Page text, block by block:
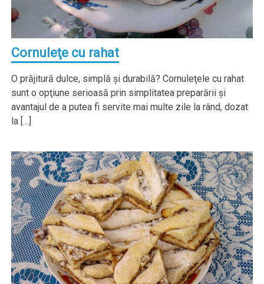
Cornuleţe cu rahat
O prăjitură dulce, simplă şi durabilă? Cornuleţele cu rahat
sunt o opţiune serioasă prin simplitatea preparării şi
avantajul de a putea fi servite mai multe zile la rând, dozat
la […]